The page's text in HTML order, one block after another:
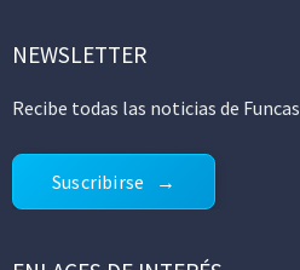
NEWSLETTER
Recibe todas las noticias de Funcas
Suscribirse